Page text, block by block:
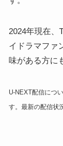
2024年現在、
イドラマファ
味がある方に
U-NEXT配信につ
す。最新の配信状